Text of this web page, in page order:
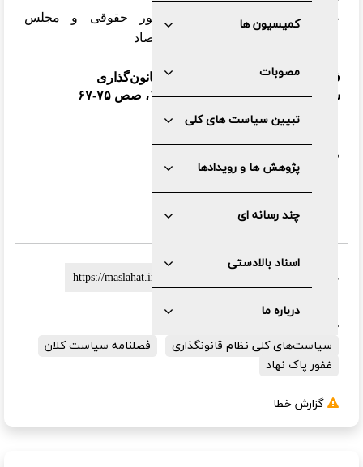
کمیسیون ها
مصوبات
تبیین سیاست های کلی
پژوهش ها و رویدادها
چند رسانه ای
اسناد بالادستی
درباره ما
غفور پاک‌نهاد، معاون سابق امور حقوقی و مجلس
وزارتخانه‌های راه و شهرسازی و اقتصاد
فصلنامه سیاست کلان؛ ویژه نظام قانون‌گذاری
سال هفتم، شماره هشتم، پاییز ۱۳۹۸، صص ۷۵-۶۷
دریافت
سیاست‌های کلی نظام قانونگذاری
فصلنامه سیاست کلان
غفور پاک نهاد
گزارش خطا